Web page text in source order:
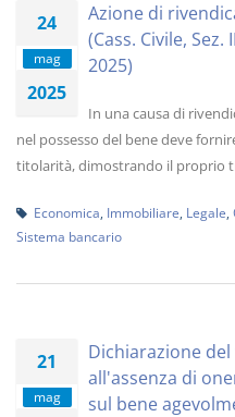
24
mag
2025
Azione di
(Cass. Civile,
2025)
In una causa di
nel possesso del bene deve
titolarità, dimostrando il proprio
Economica Immobiliare Legale
Sistema bancario
21
mag
Dichiarazione
all'assenza di
sul bene